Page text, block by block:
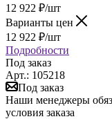
12 922 ₽/шт
Варианты цен
12 922 ₽/шт
Подробности
Под заказ
Арт.: 105218
Под заказ
Наши менеджеры
условия заказа